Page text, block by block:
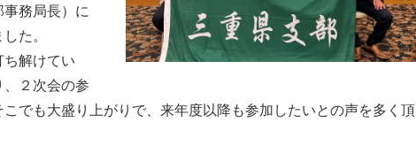
務局長）に
た。
解けてい
２次会の参
でも大盛り上がりで、来年度以降も参加したいとの声を多く頂